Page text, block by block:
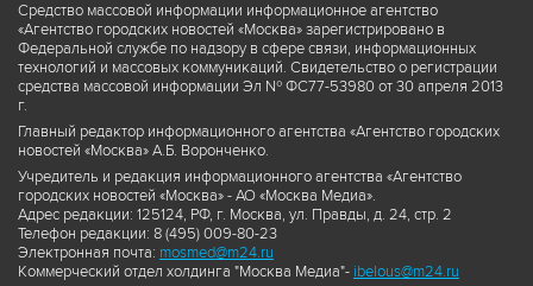
Средство массовой информации информационное агентство
«Агентство городских новостей «Москва» зарегистрировано в
Федеральной службе по надзору в сфере связи, информационных
технологий и массовых коммуникаций. Свидетельство о регистрации
средства массовой информации Эл № ФС77-53980 от 30 апреля 2013
г.
Главный редактор информационного агентства «Агентство городских
новостей «Москва» А.Б. Воронченко.
Учредитель и редакция информационного агентства «Агентство
городских новостей «Москва» - АО «Москва Медиа».
Адрес редакции: 125124, РФ, г. Москва, ул. Правды, д. 24, стр. 2
Телефон редакции: 8 (495) 009-80-23
Электронная почта: mosmed@m24.ru
Коммерческий отдел холдинга "Москва Медиа"- ibelous@m24.ru